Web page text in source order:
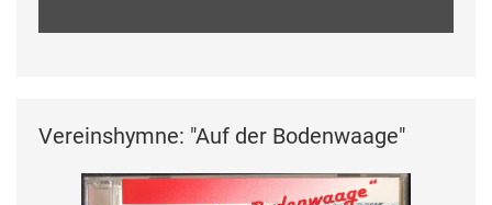
Vereinshymne: "Auf der Bodenwaage"